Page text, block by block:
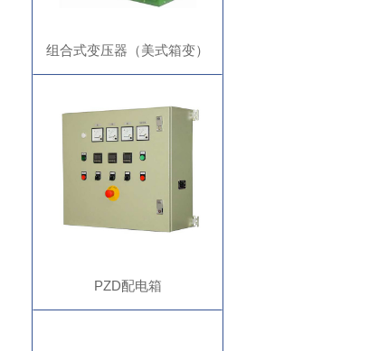
组合式变压器（美式箱变）
PZD配电箱